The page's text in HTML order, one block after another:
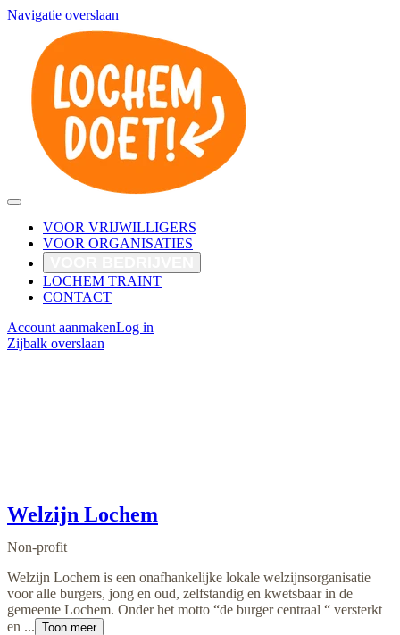
Navigatie overslaan
VOOR VRIJWILLIGERS
VOOR ORGANISATIES
LOCHEM TRAINT
CONTACT
Account aanmakenLog in
Zijbalk overslaan
Welzijn Lochem
Non-profit
Welzijn Lochem is een onafhankelijke lokale welzijnsorganisatie
voor alle burgers, jong en oud, zelfstandig en kwetsbaar in de
gemeente Lochem. Onder het motto “de burger centraal “ versterkt
en ... Toon meer